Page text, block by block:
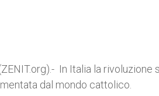
In Italia la
dal mondo cattolico.